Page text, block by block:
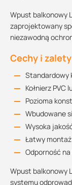
Wpust balkonowy
zaprojektowany
niezawodną
Cechy i
Standardowy
Kołnierz
Pozioma
Wbudowane
Wysoka
Łatwy
Odporność
Wpust balkonowy
systemu
Sprzedajemy na:
sztuki